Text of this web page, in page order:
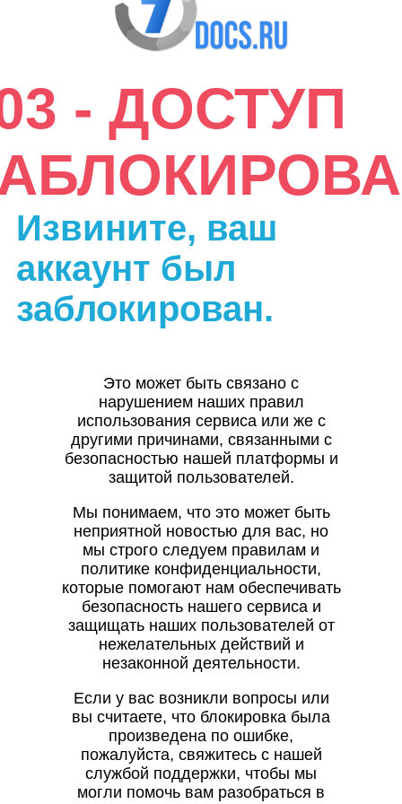
- ДОСТУП
Извините, ваш
аккаунт был
заблокирован.
Это может быть связано с
нарушением наших правил
использования сервиса или же с
другими причинами, связанными с
безопасностью нашей платформы и
защитой пользователей.
Мы понимаем, что это может быть
неприятной новостью для вас, но
мы строго следуем правилам и
политике конфиденциальности,
которые помогают нам обеспечивать
безопасность нашего сервиса и
защищать наших пользователей от
нежелательных действий и
незаконной деятельности.
Если у вас возникли вопросы или
вы считаете, что блокировка была
произведена по ошибке,
пожалуйста, свяжитесь с нашей
службой поддержки, чтобы мы
могли помочь вам разобраться в